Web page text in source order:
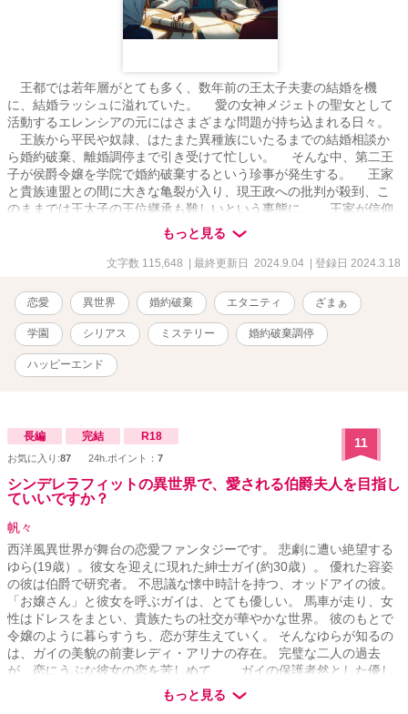
王都では若年層がとても多く、数年前の王太子夫妻の結婚を機
に、結婚ラッシュに溢れていた。 愛の女神メジェトの聖女として
活動するエレンシアの元にはさまざまな問題が持ち込まれる日々。
王族から平民や奴隷、はたまた異種族にいたるまでの結婚相談か
ら婚約破棄、離婚調停まで引き受けて忙しい。 そんな中、第二王
子が侯爵令嬢を学院で婚約破棄するという珍事が発生する。 王家
と貴族連盟との間に大きな亀裂が入り、現王政への批判が殺到、こ
のままでは王太子の王位継承も難しいという事態に。 王家が信仰
する女神メジェトの神殿に、この問題を調停して欲しいと依頼が入
った。 女神の神託があれば、第二王子の婚約破棄も正当化できる
と王家は考えたのだ。 しかし、エレンシアは知っていた。 この
を。 聖女は「神託」という最終兵器を用いずに、第二王子カップ
ルの離縁を成立させる任務を負ってしまう。 だが、婚約破棄の裏
には王太子妃と第二王子の秘密の愛が隠されていて――。 他の投
稿サイトにも掲載しています。
もっと見る
文字数 115,648 | 最終更新日 2024.9.04 | 登録日 2024.3.18
恋愛 異世界 婚約破棄 エタニティ ざまぁ
学園 シリアス ミステリー 婚約破棄調停
ハッピーエンド
長編 完結 R18
お気に入り:87 24h.ポイント： 7
11
シンデレラフィットの異世界で、愛される伯爵夫人を目指し
ていいですか？
帆々
西洋風異世界が舞台の恋愛ファンタジーです。 悲劇に遭い絶望する
ゆら(19歳）。彼女を迎えに現れた紳士ガイ(約30歳）。 優れた容姿
の彼は伯爵で研究者。 不思議な懐中時計を持つ、オッドアイの彼。
「お嬢さん」と彼女を呼ぶガイは、とても優しい。 馬車が走り、女
性はドレスをまとい、貴族たちの社交が華やかな世界。 彼のもとで
令嬢のように暮らすうち、恋が芽生えていく。 そんなゆらが知るの
は、ガイの美貌の前妻レディ・アリナの存在。 完璧な二人の過去
が、恋にうぶな彼女の恋を苦しめて…。 ガイの保護者然とした優し
さが、ゆらには寂しくて切なくなる。 じれじれとゆっくり進む、恋
愛物語です。 本格的なR18描写は後半になります。 残酷、暴力あり
もっと見る